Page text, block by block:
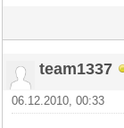
team1337
06.12.2010, 00:33